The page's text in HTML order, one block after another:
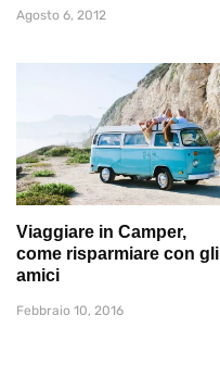
Agosto 6, 2012
Viaggiare in Camper,
come risparmiare con gli
amici
Febbraio 10, 2016